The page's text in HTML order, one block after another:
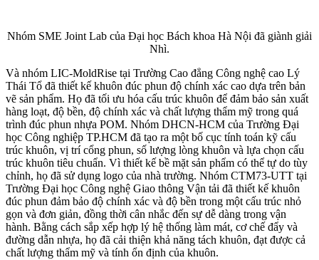
Nhóm SME Joint Lab của Đại học Bách khoa Hà Nội đã giành giải
Nhì.
Và nhóm LIC-MoldRise tại Trường Cao đẳng Công nghệ cao Lý
Thái Tổ đã thiết kế khuôn đúc phun độ chính xác cao dựa trên bản
vẽ sản phẩm. Họ đã tối ưu hóa cấu trúc khuôn để đảm bảo sản xuất
hàng loạt, độ bền, độ chính xác và chất lượng thẩm mỹ trong quá
trình đúc phun nhựa POM. Nhóm DHCN-HCM của Trường Đại
học Công nghiệp TP.HCM đã tạo ra một bố cục tính toán kỹ cấu
trúc khuôn, vị trí cổng phun, số lượng lòng khuôn và lựa chọn cấu
trúc khuôn tiêu chuẩn. Vì thiết kế bề mặt sản phẩm có thể tự do tùy
chỉnh, họ đã sử dụng logo của nhà trường. Nhóm CTM73-UTT tại
Trường Đại học Công nghệ Giao thông Vận tải đã thiết kế khuôn
đúc phun đảm bảo độ chính xác và độ bền trong một cấu trúc nhỏ
gọn và đơn giản, đồng thời cân nhắc đến sự dễ dàng trong vận
hành. Bằng cách sắp xếp hợp lý hệ thống làm mát, cơ chế đẩy và
đường dẫn nhựa, họ đã cải thiện khả năng tách khuôn, đạt được cả
chất lượng thẩm mỹ và tính ổn định của khuôn.